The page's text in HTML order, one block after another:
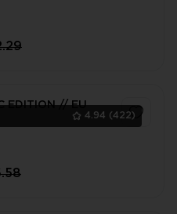
4.94 (422)
EDITION // EU